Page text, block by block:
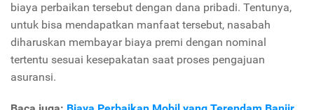
biaya perbaikan tersebut dengan dana pribadi. Tentunya,
untuk bisa mendapatkan manfaat tersebut, nasabah
diharuskan membayar biaya premi dengan nominal
tertentu sesuai kesepakatan saat proses pengajuan
asuransi.